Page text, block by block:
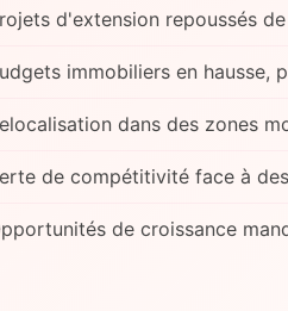
d'extension repoussés
immobiliers en
dans des zones
de compétitivité face à
de croissance